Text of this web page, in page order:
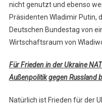
nicht genutzt und ebenso
Präsidenten Wladimir Putin,
Deutschen Bundestag von
Wirtschaftsraum von
Für Frieden in der Ukraine
Außenpolitik gegen Russland
Natürlich ist Frieden für der